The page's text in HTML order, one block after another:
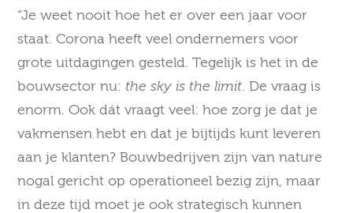
“Je weet nooit hoe het er over een jaar voor
staat. Corona heeft veel ondernemers voor
grote uitdagingen gesteld. Tegelijk is het in de
bouwsector nu: the sky is the limit. De vraag is
enorm. Ook dát vraagt veel: hoe zorg je dat je
vakmensen hebt en dat je bijtijds kunt leveren
aan je klanten? Bouwbedrijven zijn van nature
nogal gericht op operationeel bezig zijn, maar
in deze tijd moet je ook strategisch kunnen